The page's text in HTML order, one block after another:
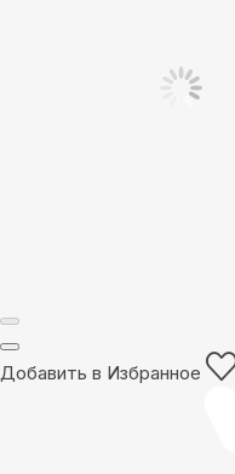
Добавить в Избранное